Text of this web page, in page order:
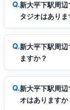
新大平下駅周
タジオはありま
新大平下駅周辺
ますか？
新大平下駅周
オはありますか